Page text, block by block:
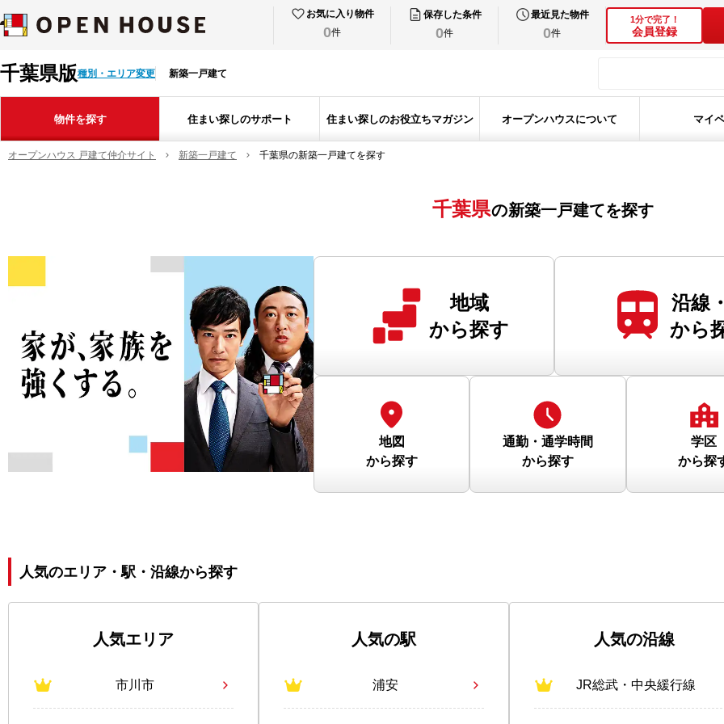
お気に入り物件
0件
保存した条件
0件
最近見た物件
0件
1分で完了！
会員登録
千葉県版種別・エリア変更 新築一戸建て
物件を探す 住まい探しのサポート 住まい探しのお役立ちマガジン オープンハウスについて マイ
オープンハウス 戸建て仲介サイト 新築一戸建て 千葉県の新築一戸建てを探す
千葉県の新築一戸建てを探す
地域
から探す
沿線
から
地図
から探す
通勤・通学時間
から探す
学区
から探
人気のエリア・駅・沿線から探す
人気エリア
市川市
人気の駅
浦安
人気の沿線
JR総武・中央緩行線